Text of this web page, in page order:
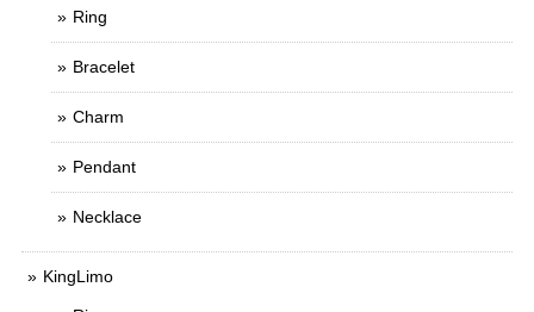
Ring
Bracelet
Charm
Pendant
Necklace
KingLimo